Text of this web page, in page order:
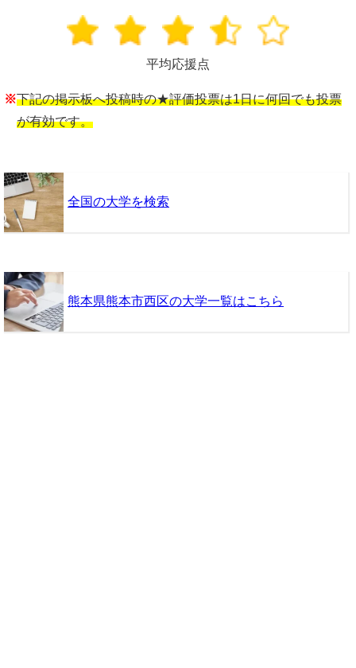
平均応援点
※下記の掲示板へ投稿時の★評価投票は1日に何回でも投票
が有効です。
全国の大学を検索
熊本県熊本市西区の大学一覧はこちら